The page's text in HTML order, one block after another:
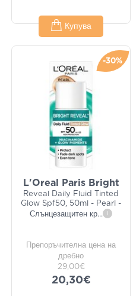
Купува
-30%
L'Oreal Paris Bright
Reveal Daily Fluid Tinted
Glow Spf50, 50ml - Pearl -
Слънцезащитен кр... i
Препоръчителна цена на
дребно
29,00€
20,30€